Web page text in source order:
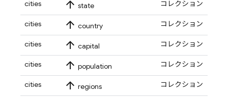
cities arrow_upward state コレクション
cities arrow_upward country コレクション
cities arrow_upward capital コレクション
cities arrow_upward population コレクション
cities arrow_upward regions コレクション